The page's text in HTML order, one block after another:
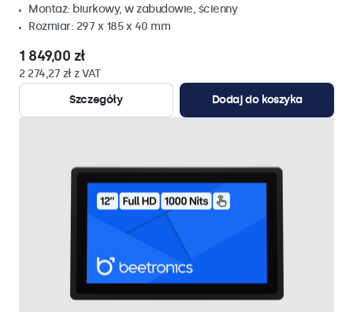
Montaż: biurkowy, w zabudowie, ścienny
Rozmiar: 297 x 185 x 40 mm
1 849,00 zł
2 274,27 zł z VAT
Szczegóły
Dodaj do koszyka